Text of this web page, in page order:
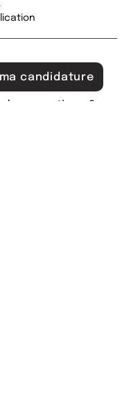
candidature